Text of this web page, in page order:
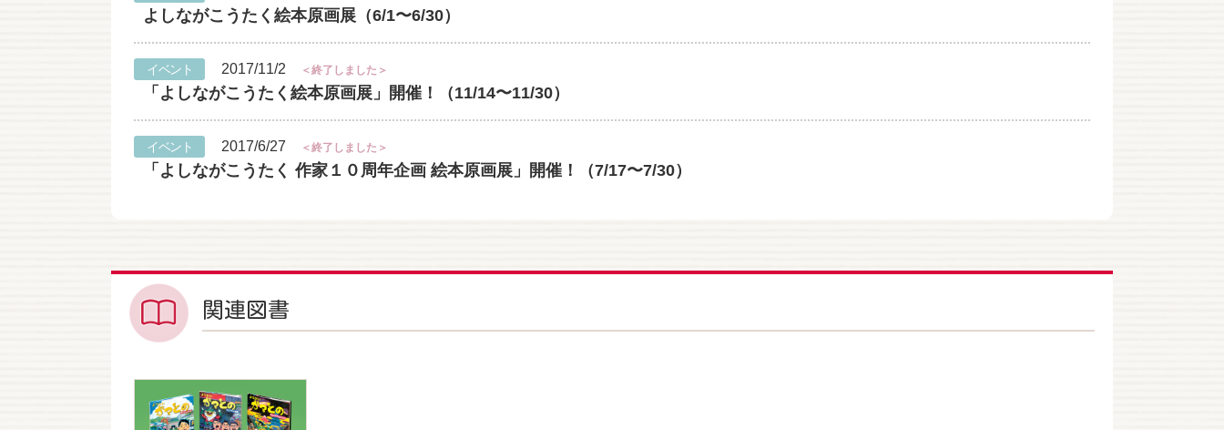
よしながこうたく絵本原画展（6/1〜6/30）
イベント 2017/11/2 ＜終了しました＞
「よしながこうたく絵本原画展」開催！（11/14〜11/30）
イベント 2017/6/27 ＜終了しました＞
「よしながこうたく 作家１０周年企画 絵本原画展」開催！（7/17〜7/30）
関連図書